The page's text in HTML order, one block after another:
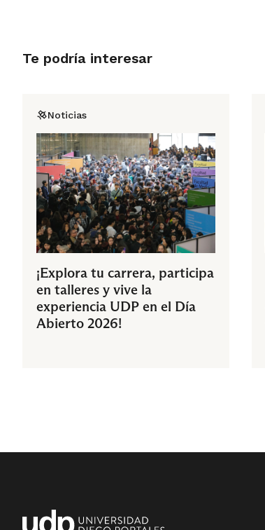
Te podría interesar
Noticias
¡Explora tu carrera, participa
en talleres y vive la
experiencia UDP en el Día
Abierto 2026!